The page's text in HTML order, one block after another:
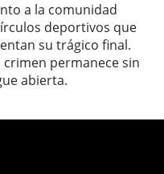
a la comunidad
deportivos que
su trágico final.
permanece sin
abierta.